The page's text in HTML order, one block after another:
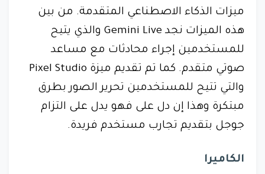
ميزات الذكاء الاصطناعي المتقدمة. من بين
هذه الميزات نجد Gemini Live والذي يتيح
للمستخدمين إجراء محادثات مع مساعد
صوتي متقدم. كما تم تقديم ميزة Pixel Studio
والتي تتيح للمستخدمين تحرير الصور بطرق
مبتكرة وهذا إن دل على فهو يدل على التزام
جوجل بتقديم تجارب مستخدم فريدة.
الكاميرا